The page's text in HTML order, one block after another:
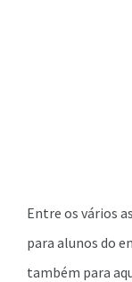
Entre os vários
para alunos do
também para